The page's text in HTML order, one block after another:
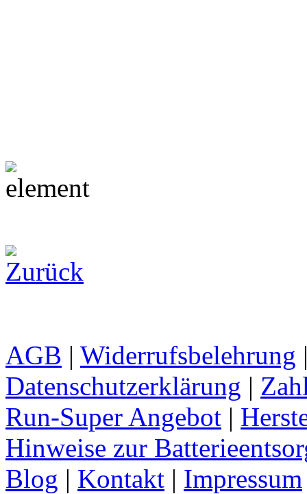
AGB | Widerrufsbelehrung
Datenschutzerklärung |
Run-Super Angebot |
Hinweise zur
Blog | Kontakt | Impressum